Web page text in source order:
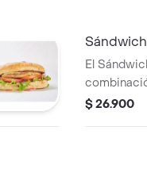
El
asado o
$ 26.900